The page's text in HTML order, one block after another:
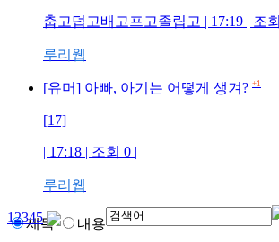
춥고덥고배고프고졸립고 | 17:19 | 조회
루리웹
[유머] 아빠, 아기는 어떻게 생겨? +1
[17]
| 17:18 | 조회 0 |
루리웹
12345
제목 내용